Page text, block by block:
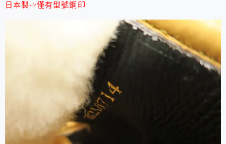
日本製->僅有型號鋼印